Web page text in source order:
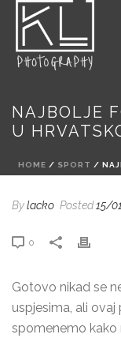
NAJBOLJE
U
HOME / SPORT /
Bylacko Posted15/
0
Gotovo nikad se
uspjesima, ali
spomenemo